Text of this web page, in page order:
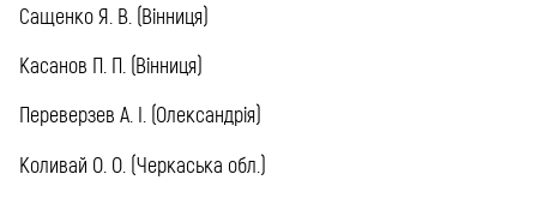
Сащенко Я. В. (Вінниця)
Касанов П. П. (Вінниця)
Переверзев А. І. (Олександрія)
Коливай О. О. (Черкаська обл.)